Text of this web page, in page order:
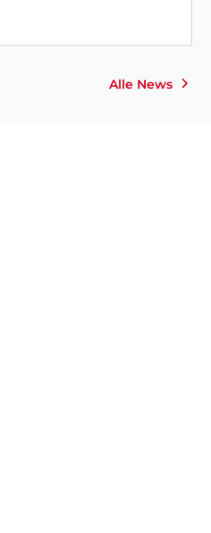
Alle News